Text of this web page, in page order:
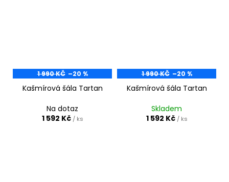
1 990 KČ –20 %
Kašmírová šála Tartan
Na dotaz
1 592 Kč / ks
1 990 KČ –20 %
Kašmírová šála Tartan
Skladem
1 592 Kč / ks